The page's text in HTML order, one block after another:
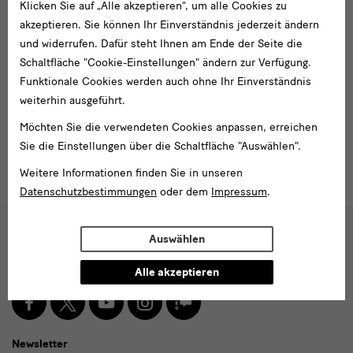
Kat. Girke 1986 Raimu
Raimund Girke - Struktur. Hannover: VGH-
Versicherungen, 2010, 41 S.
Kat. Girke 2010 Raimu
Smerling, Walter (Hrsg.): Raimund Girke. Klang der
Stille. Köln: Verlag der Buchhandlung Walther König,
2022, 96 S.
Kat. Girke 2022 Raimu
Klicken Sie auf „Alle akzeptieren“, um alle Cookies zu
akzeptieren. Sie können Ihr Einverständnis jederzeit ändern
und widerrufen. Dafür steht Ihnen am Ende der Seite die
Schaltfläche "Cookie-Einstellungen" ändern zur Verfügung.
Funktionale Cookies werden auch ohne Ihr Einverständnis
weiterhin ausgeführt.
Möchten Sie die verwendeten Cookies anpassen, erreichen
Sie die Einstellungen über die Schaltfläche "Auswählen".
Weitere Informationen finden Sie in unseren
Datenschutzbestimmungen oder dem Impressum.
Auswählen
Alle akzeptieren
und
Newsletter
Facebook
X YoutubeInstagram
SKD
Blog
Newsletter